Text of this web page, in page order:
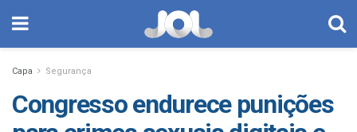
Capa Segurança
Congresso endurece punições